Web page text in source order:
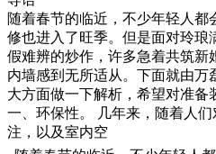
随着春节的临近，不少年轻人
修也进入了旺季。但是面对玲琅
假难辨的炒作，许多急着共筑新
内墙感到无所适从。下面就由
大方面做一下解析，希望对准备
一、环保性。 几年来，随着人
注，以及室内空